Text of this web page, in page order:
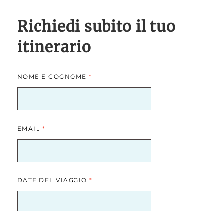
Richiedi subito il tuo
itinerario
NOME E COGNOME *
EMAIL *
DATE DEL VIAGGIO *